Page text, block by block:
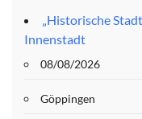
„Historische
Innenstadt
08/08/2026
Göppingen